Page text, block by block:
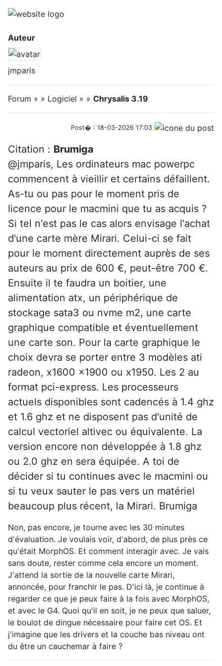
Auteur
jmparis
Forum » » Logiciel » » Chrysalis 3.19
Post� : 18-03-2026 17:03
Citation : Brumiga
@jmparis, Les ordinateurs mac powerpc
commencent à vieillir et certains défaillent.
As-tu ou pas pour le moment pris de
licence pour le macmini que tu as acquis ?
Si tel n'est pas le cas alors envisage l'achat
d'une carte mère Mirari. Celui-ci se fait
pour le moment directement auprès de ses
auteurs au prix de 600 €, peut-être 700 €.
Ensuite il te faudra un boitier, une
alimentation atx, un périphérique de
stockage sata3 ou nvme m2, une carte
graphique compatible et éventuellement
une carte son. Pour la carte graphique le
choix devra se porter entre 3 modèles ati
radeon, x1600 x1900 ou x1950. Les 2 au
format pci-express. Les processeurs
actuels disponibles sont cadencés à 1.4 ghz
et 1.6 ghz et ne disposent pas d'unité de
calcul vectoriel altivec ou équivalente. La
version encore non développée à 1.8 ghz
ou 2.0 ghz en sera équipée. A toi de
décider si tu continues avec le macmini ou
si tu veux sauter le pas vers un matériel
beaucoup plus récent, la Mirari. Brumiga
Non, pas encore, je tourne avec les 30 minutes
d'évaluation. Je voulais voir, d'abord, de plus près ce
qu'était MorphOS. Et comment interagir avec. Je vais
sans doute, rester comme cela encore un moment.
J'attend la sortie de la nouvelle carte Mirari,
annoncée, pour franchir le pas. D'ici là, je continue à
regarder ce que je peux faire à la fois avec MorphOS,
et avec le G4. Quoi qu'il en soit, je ne peux que saluer,
le boulot de dingue nécessaire pour faire cet OS. Et
j'imagine que les drivers et la couche bas niveau ont
du être un cauchemar à faire ?